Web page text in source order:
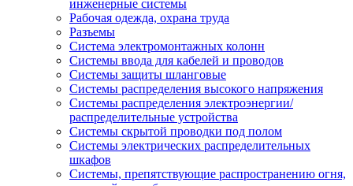
инженерные системы
Рабочая одежда, охрана труда
Разъемы
Система электромонтажных колонн
Системы ввода для кабелей и проводов
Системы защиты шланговые
Системы распределения высокого напряжения
Системы распределения электроэнергии/
распределительные устройства
Системы скрытой проводки под полом
Системы электрических распределительных
шкафов
Системы, препятствующие распространению огня,